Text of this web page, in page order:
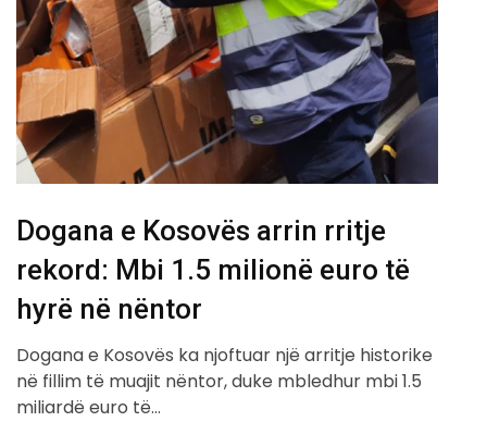
Dogana e Kosovës arrin rritje
rekord: Mbi 1.5 milionë euro të
hyrë në nëntor
Dogana e Kosovës ka njoftuar një arritje historike
në fillim të muajit nëntor, duke mbledhur mbi 1.5
miliardë euro të…